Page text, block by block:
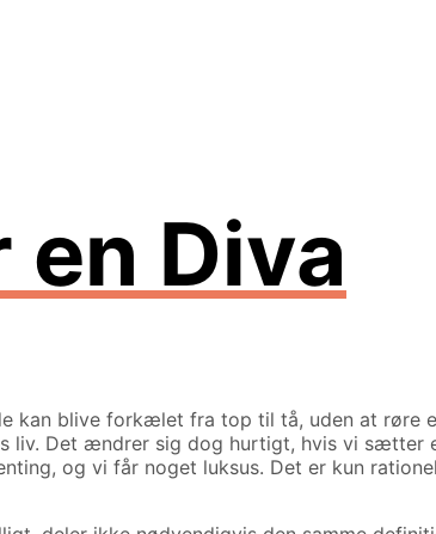
Diva
kan blive forkælet fra top til tå, uden at røre
liv. Det ændrer sig dog hurtigt, hvis vi sætter
og vi får noget luksus. Det er kun